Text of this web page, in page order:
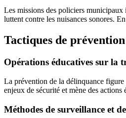
Les missions des policiers municipaux
luttent contre les nuisances sonores.
Tactiques de
Opérations éducatives sur la
La prévention de la délinquance figure
enjeux de sécurité et mène des
Méthodes de surveillance et